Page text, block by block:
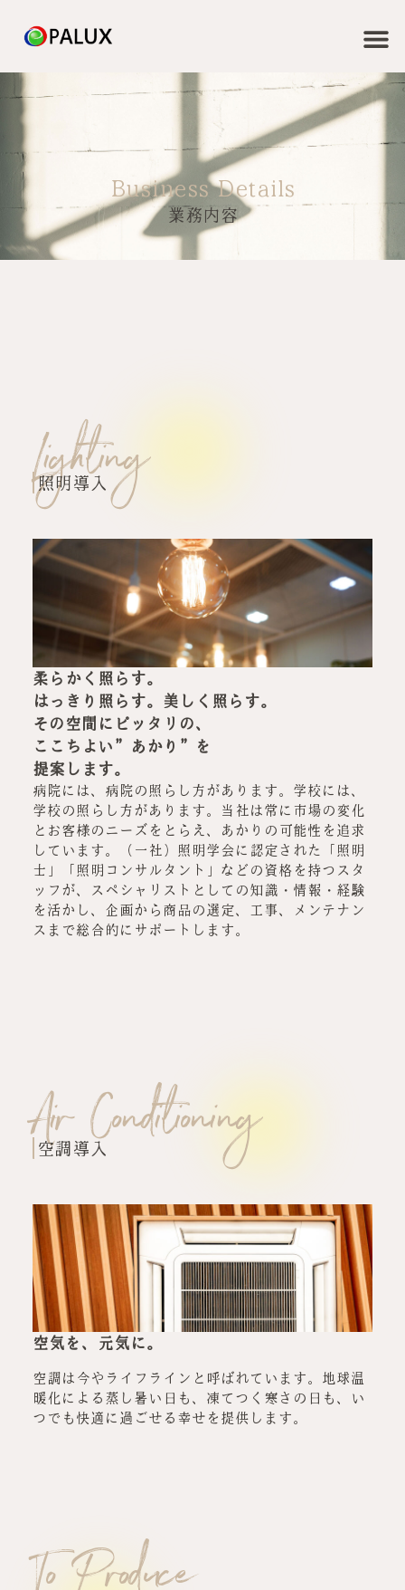
Business Details
業務内容
Lighting
照明導入
柔らかく照らす。
はっきり照らす。美しく照らす。
その空間にピッタリの、
ここちよい”あかり”を
提案します。
病院には、病院の照らし方があります。学校には、
学校の照らし方があります。当社は常に市場の変化
とお客様のニーズをとらえ、あかりの可能性を追求
しています。（一社）照明学会に認定された「照明
士」「照明コンサルタント」などの資格を持つスタ
ッフが、スペシャリストとしての知識・情報・経験
を活かし、企画から商品の選定、工事、メンテナン
スまで総合的にサポートします。
Air Conditioning
空調導入
空気を、元気に。
空調は今やライフラインと呼ばれています。地球温
暖化による蒸し暑い日も、凍てつく寒さの日も、い
つでも快適に過ごせる幸せを提供します。